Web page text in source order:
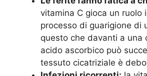
vitamina C gioca un ruolo
processo di guarigione di
questo che davanti a una
acido ascorbico può
tessuto cicatriziale è